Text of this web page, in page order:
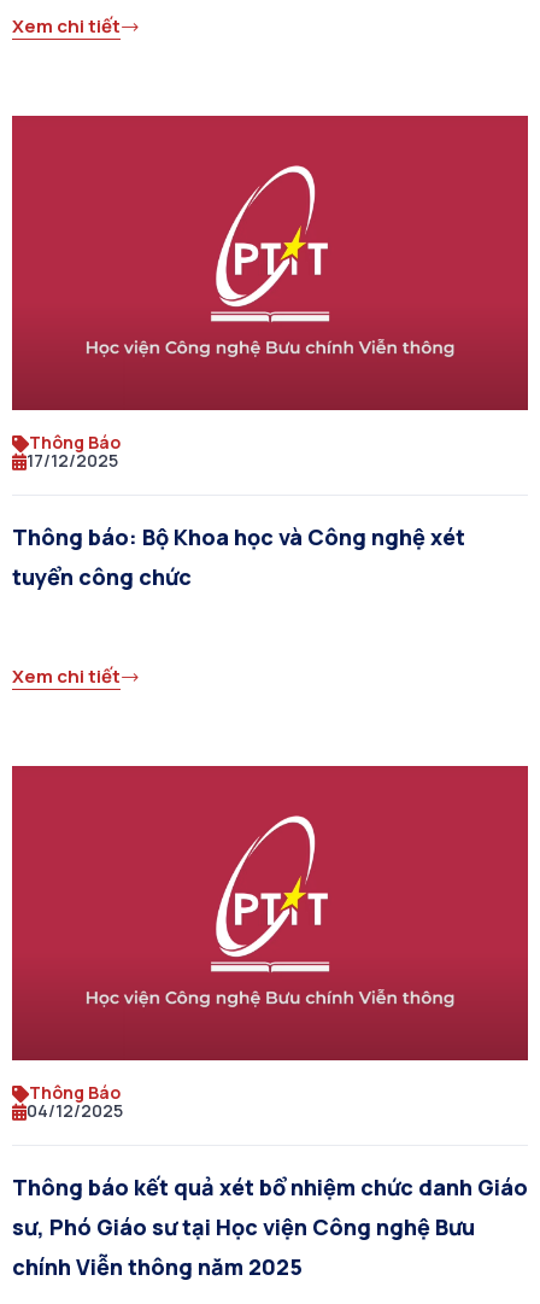
Xem chi tiết
Thông Báo
17/12/2025
Thông báo: Bộ Khoa học và Công nghệ xét
tuyển công chức
Xem chi tiết
Thông Báo
04/12/2025
Thông báo kết quả xét bổ nhiệm chức danh Giáo
sư, Phó Giáo sư tại Học viện Công nghệ Bưu
chính Viễn thông năm 2025